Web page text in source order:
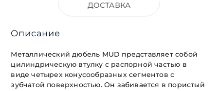
ДОСТАВКА
Описание
Металлический дюбель MUD представляет собой
цилиндрическую втулку с распорной частью в
виде четырех конусообразных сегментов с
зубчатой поверхностью. Он забивается в пористый